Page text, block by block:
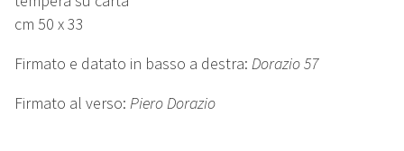
cm 50 x 33
Firmato e datato in basso a destra: Dorazio 57
Firmato al verso: Piero Dorazio